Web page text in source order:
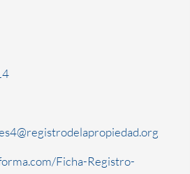
Ficha-Registro-